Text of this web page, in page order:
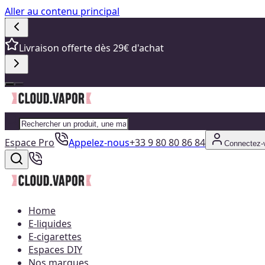
Aller au contenu principal
Livraison offerte dès 29€ d'achat
Espace Pro Appelez-nous+33 9 80 80 86 84 Connectez-
Home
E-liquides
E-cigarettes
Espaces DIY